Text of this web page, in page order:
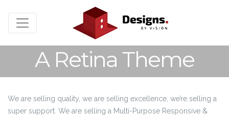
A Retina Theme
We are selling quality, we are selling excellence, we’re selling a
super support. We are selling a Multi-Purpose Responsive &